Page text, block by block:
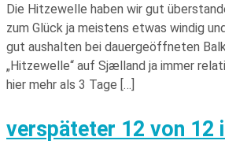
Die Hitzewelle haben wir gut
zum Glück ja meistens etwas windig
gut aushalten bei dauergeöffneten
„Hitzewelle“ auf Sjælland ja immer
hier mehr als 3 Tage […]
verspäteter 12 von 12